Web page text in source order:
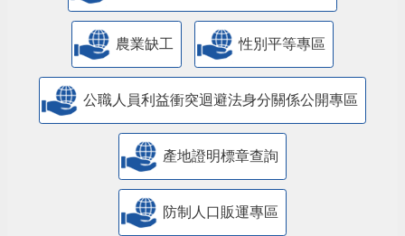
農業缺工 性別平等專區
公職人員利益衝突迴避法身分關係公開專區
產地證明標章查詢
防制人口販運專區